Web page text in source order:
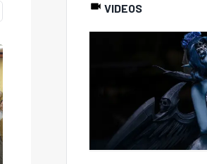
Convenio INDAP- SENCE
permite capacitar a 86
pequeños agricultores
de las provincias de
VIDEOS